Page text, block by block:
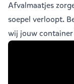
Afvalmaatjes
soepel verloopt.
wij jouw